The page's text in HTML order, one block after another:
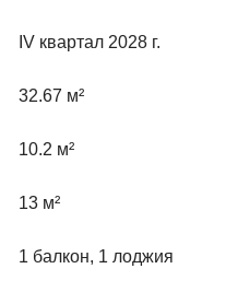
IV квартал 2028 г.
32.67 м²
10.2 м²
13 м²
1 балкон, 1 лоджия